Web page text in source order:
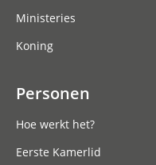
Ministeries
Koning
Personen
Hoe werkt het?
Eerste Kamerlid